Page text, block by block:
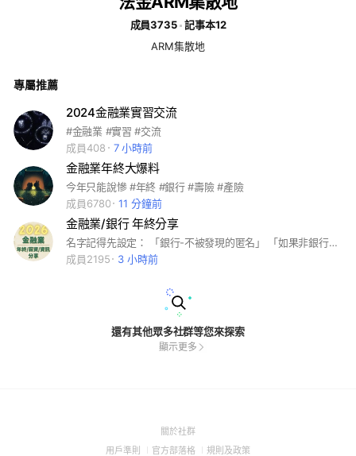
成員3735
記事本12
ARM集散地
專屬推薦
2024金融業實習交流
#金融業 #實習 #交流
成員408
7 小時前
金融業年終大爆料
今年只能說慘 #年終 #銀行 #壽險 #產險
成員6780
11 分鐘前
金融業/銀行 年終分享
名字記得先設定： 「銀行-不被發現的匿名」 「如果非銀行同仁也可以寫一下」 請大家不吝嗇分享！對於彼此年終更了解，對於轉職、跳槽、新進同仁都有幫助
成員2195
3 小時前
還有其他眾多社群等您來探索
顯示更多
關於社群(Open
用戶準則 (Open
官方部落格 (Open
規則及政策(Open